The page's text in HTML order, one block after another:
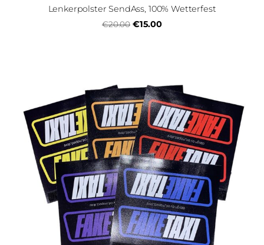
Lenkerpolster SendAss, 100% Wetterfest
€20.00 €15.00